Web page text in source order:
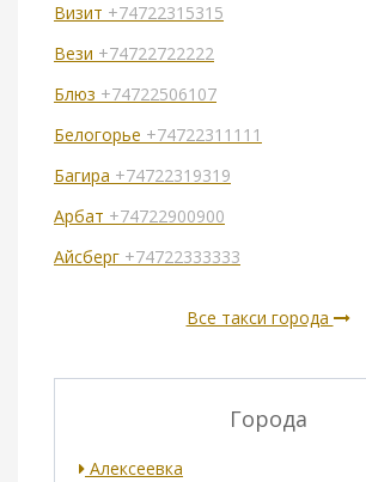
Визит +74722315315
Вези +74722722222
Блюз +74722506107
Белогорье +74722311111
Багира +74722319319
Арбат +74722900900
Айсберг +74722333333
Все такси города
Города
Алексеевка